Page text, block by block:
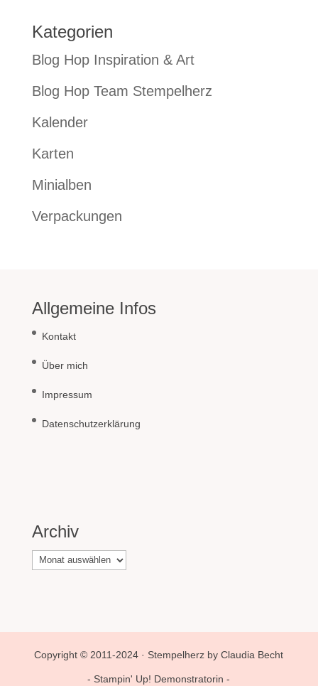
Kategorien
Blog Hop Inspiration & Art
Blog Hop Team Stempelherz
Kalender
Karten
Minialben
Verpackungen
Allgemeine Infos
Kontakt
Über mich
Impressum
Datenschutzerklärung
Archiv
Archiv
Copyright © 2011-2024 · Stempelherz by Claudia Becht
- Stampin' Up! Demonstratorin -